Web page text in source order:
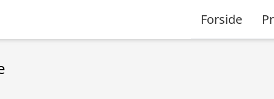
Forside